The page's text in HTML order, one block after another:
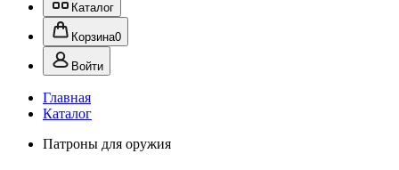
Каталог
Корзина0
Войти
Главная
Каталог
Патроны для оружия